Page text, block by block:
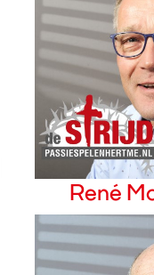
René